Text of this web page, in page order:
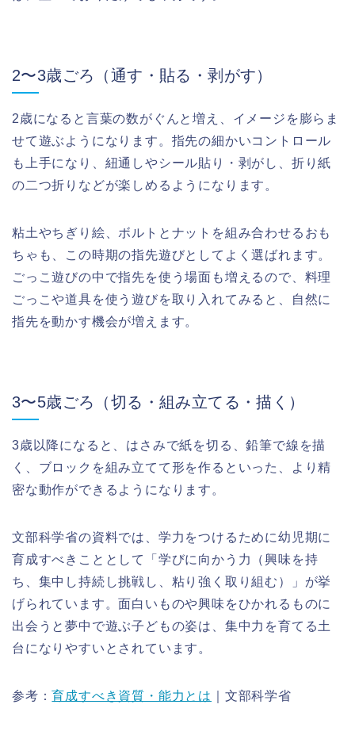
2〜3歳ごろ（通す・貼る・剥がす）
2歳になると言葉の数がぐんと増え、イメージを膨らま
せて遊ぶようになります。指先の細かいコントロール
も上手になり、紐通しやシール貼り・剥がし、折り紙
の二つ折りなどが楽しめるようになります。
粘土やちぎり絵、ボルトとナットを組み合わせるおも
ちゃも、この時期の指先遊びとしてよく選ばれます。
ごっこ遊びの中で指先を使う場面も増えるので、料理
ごっこや道具を使う遊びを取り入れてみると、自然に
指先を動かす機会が増えます。
3〜5歳ごろ（切る・組み立てる・描く）
3歳以降になると、はさみで紙を切る、鉛筆で線を描
く、ブロックを組み立てて形を作るといった、より精
密な動作ができるようになります。
文部科学省の資料では、学力をつけるために幼児期に
育成すべきこととして「学びに向かう力（興味を持
ち、集中し持続し挑戦し、粘り強く取り組む）」が挙
げられています。面白いものや興味をひかれるものに
出会うと夢中で遊ぶ子どもの姿は、集中力を育てる土
台になりやすいとされています。
参考：育成すべき資質・能力とは ｜文部科学省